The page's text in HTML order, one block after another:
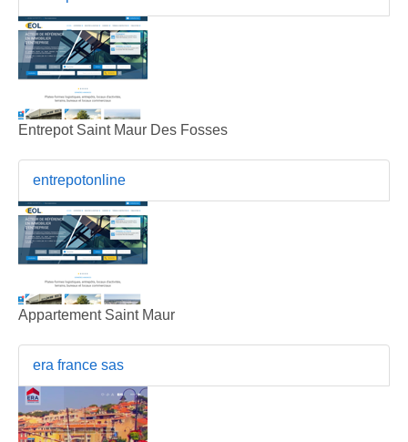
Entrepot Saint Maur Des Fosses
entrepotonline
Appartement Saint Maur
era france sas